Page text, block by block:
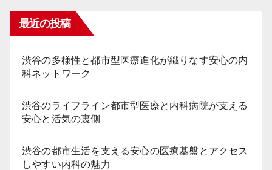
送
り
最近の投稿
渋谷の多様性と都市型医療進化が織りなす安心の内
科ネットワーク
渋谷のライフライン都市型医療と内科病院が支える
安心と活気の裏側
渋谷の都市生活を支える安心の医療基盤とアクセス
しやすい内科の魅力